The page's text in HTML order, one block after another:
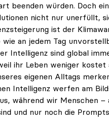
beenden würden. Doch
nicht nur unerfüllt,
ist der
an jedem Tag
Intelligenz sind global
ihr Leben weniger kostet
eigenen Alltags
Intelligenz werfen am
während wir Menschen
und nur noch die